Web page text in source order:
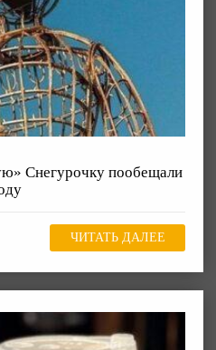
Снегурочку пообещали
ЧИТАТЬ ДАЛЕЕ